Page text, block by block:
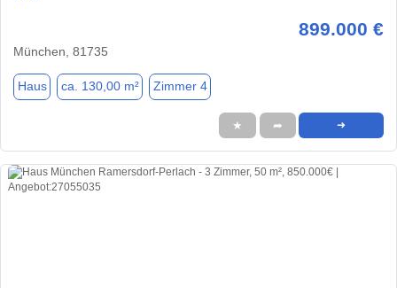
899.000 €
München, 81735
Haus ca. 130,00 m² Zimmer 4
★ ➦ ➜